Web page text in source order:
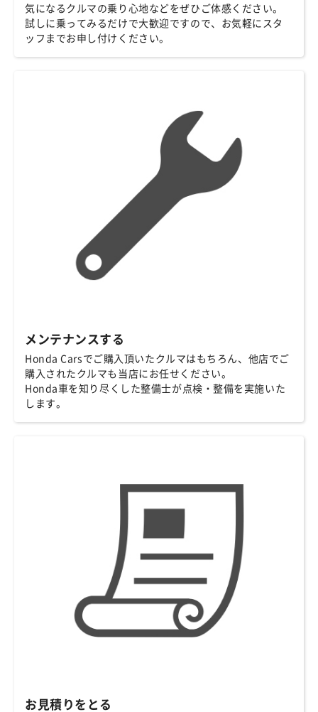
気になるクルマの乗り心地などをぜひご体感ください。
試しに乗ってみるだけで大歓迎ですので、お気軽にスタ
ッフまでお申し付けください。
メンテナンスする
Honda Carsでご購入頂いたクルマはもちろん、他店でご
購入されたクルマも当店にお任せください。
Honda車を知り尽くした整備士が点検・整備を実施いた
します。
お見積りをとる